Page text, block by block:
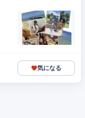
気になる